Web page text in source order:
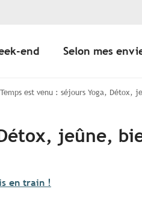
end Selon mes
est venu : séjours Yoga, Détox,
jeûne,
en train !